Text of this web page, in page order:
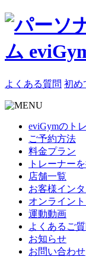
よくある質問 初め
eviGymのト
ご予約方法
料金プラン
トレーナー
店舗一覧
お客様イン
オンライン
運動動画
よくあるご
お知らせ
お問い合わせ